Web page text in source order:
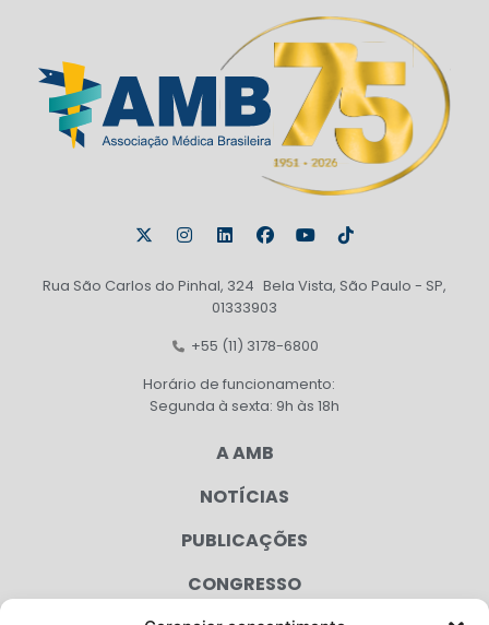
Rua São Carlos do Pinhal, 324 Bela Vista, São Paulo - SP,
01333903
+55 (11) 3178-6800
Horário de funcionamento:
Segunda à sexta: 9h às 18h
A AMB
NOTÍCIAS
PUBLICAÇÕES
CONGRESSO